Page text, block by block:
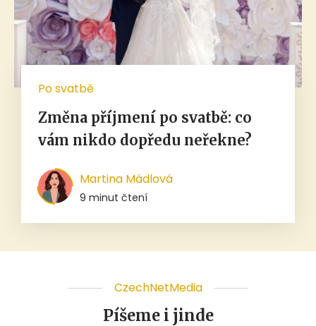
Po svatbě
Změna příjmení po svatbě: co
vám nikdo dopředu neřekne?
Martina Mádlová
9 minut čtení
CzechNetMedia
Píšeme i jinde